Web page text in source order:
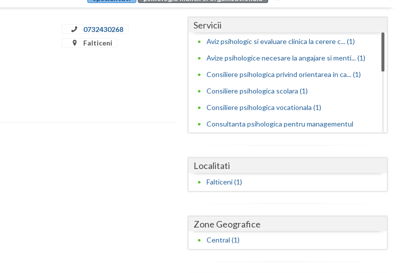
Buzau
Caras-Severin
Covasna
Dambovita
0732430268
Falticeni
Servicii
Aviz psihologic si evaluare clinica la cerere c... (1)
Avize psihologice necesare la angajare si menti... (1)
Consiliere psihologica privind orientarea in ca... (1)
Consiliere psihologica scolara (1)
Consiliere psihologica vocationala (1)
Consultanta psihologica pentru managementul
Interventie psihoterapeutica in tulburarea Aspe...
(1)
Psihoterapie - Interventie psihoterapeutica in ... (1)
Psihoterapie - Interventie psihoterapeutica in ... (1)
Localitati
Falticeni (1)
Zone Geografice
Central (1)